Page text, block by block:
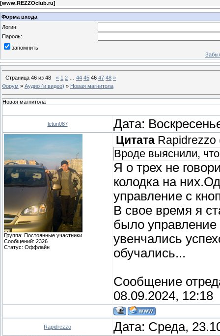
[www.REZZOclub.ru]
Форма входа
Логин:
Пароль:
запомнить
Страница 46 из 48 « 1 2 44 45 46 47 48 »
Форум » Аудио (и видео) » Новая магнитола
Новая магнитола
letun087 Дата:
Группа: Постоянные участники
Сообщений: 2326
Статус: Оффлайн
Цитата Rapidrezzo
Вроде выяснили,
Я о трех не
колодка на
управление с
В свое время я
было управление
увенчались
обучались...
Сообщение
08.09.2024, 12:18
Rapidrezzo Дата: Среда,